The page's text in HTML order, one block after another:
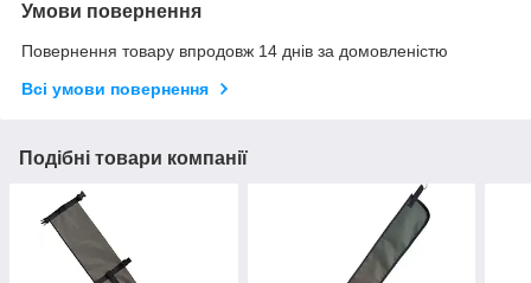
Умови повернення
Повернення товару впродовж 14 днів за домовленістю
Всі умови повернення
Подібні товари компанії